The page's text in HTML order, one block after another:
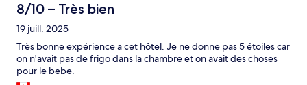
8/10 – Très bien
19 juill. 2025
Très bonne expérience a cet hôtel. Je ne donne pas 5 étoiles car
on n'avait pas de frigo dans la chambre et on avait des choses
pour le bebe.